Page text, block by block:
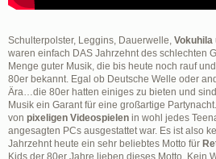
Schulterpolster, Leggins, Dauerwelle, Vokuhila
waren einfach DAS Jahrzehnt des schlechten
Menge guter Musik, die bis heute noch rauf
80er bekannt. Egal ob Deutsche Welle oder
Ära…die 80er hatten einiges zu bieten und
Musik ein Garant für eine großartige
von pixeligen Videospielen in wohl jedes
angesagten PCs ausgestattet war. Es ist also
Jahrzehnt heute ein sehr beliebtes Motto für
Kids der 80er Jahre lieben dieses Motto. Kein